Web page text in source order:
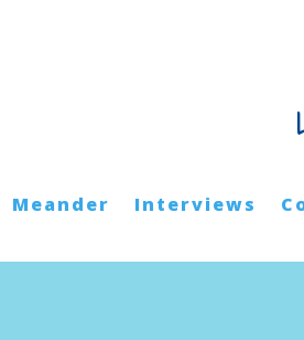
Meander Interviews